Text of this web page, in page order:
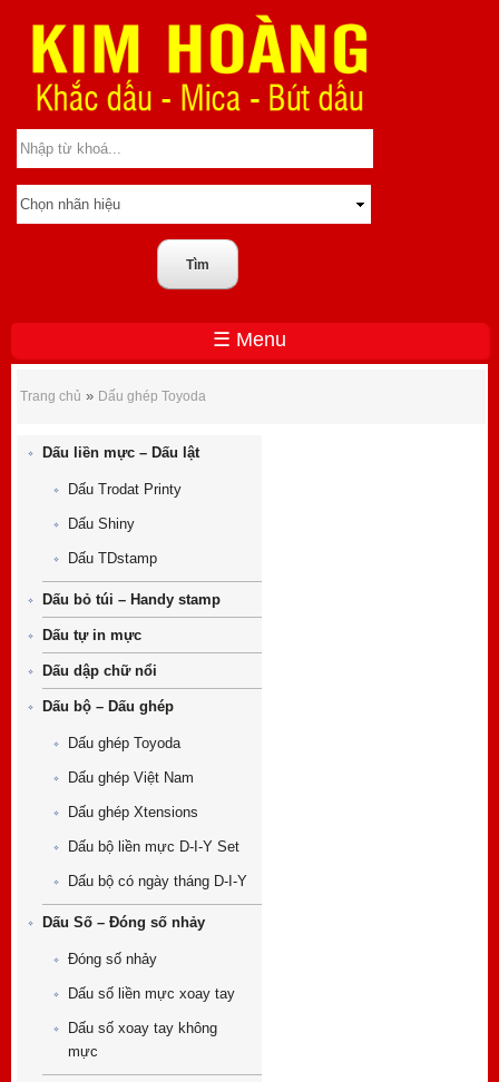
☰ Menu
Trang chủ » Dấu ghép Toyoda
Dấu liền mực – Dấu lật
Dấu Trodat Printy
Dấu Shiny
Dấu TDstamp
Dấu bỏ túi – Handy stamp
Dấu tự in mực
Dấu dập chữ nổi
Dấu bộ – Dấu ghép
Dấu ghép Toyoda
Dấu ghép Việt Nam
Dấu ghép Xtensions
Dấu bộ liền mực D-I-Y Set
Dấu bộ có ngày tháng D-I-Y
Dấu Số – Đóng số nhảy
Đóng số nhảy
Dấu số liền mực xoay tay
Dấu số xoay tay không
mực